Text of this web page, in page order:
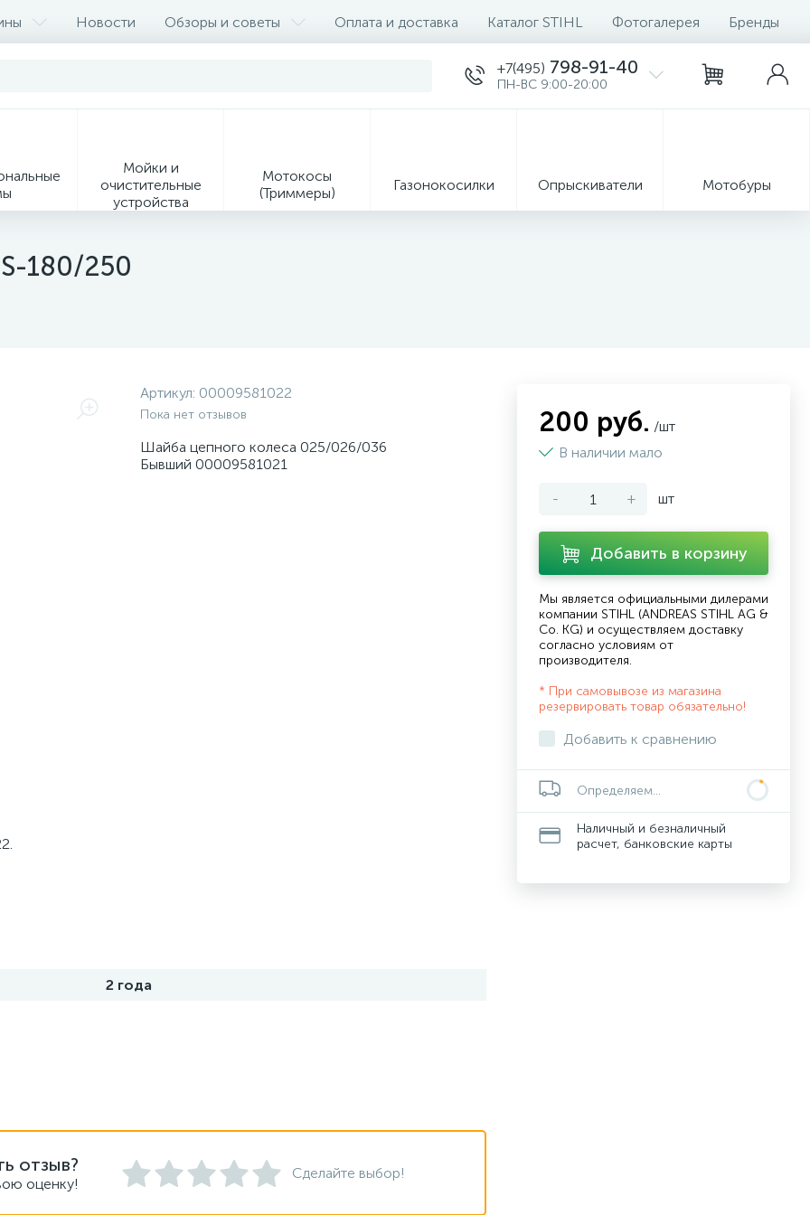
Новости Обзоры и советы Оплата и доставка Каталог STIHL Фотогалерея Бренды
+7(495) 798-91-40
ПН-ВС 9:00-20:00
Мойки и
очистительные
устройства
Мотокосы
(Триммеры)
Газонокосилки Опрыскиватели Мотобуры
Образивно-
180/250
Артикул: 00009581022
Пока нет отзывов
Шайба цепного колеса 025/026/036
Бывший 00009581021
2 года
200 руб. /шт
В наличии мало
- + шт
Добавить в корзину
Мы является официальными дилерами
компании STIHL (ANDREAS STIHL AG &
Co. KG) и осуществляем доставку
согласно условиям от
производителя.
* При самовывозе из магазина
резервировать товар обязательно!
Добавить к сравнению
Определяем...
Наличный и безналичный
расчет, банковские карты
отзыв?
оценку!
Сделайте выбор!